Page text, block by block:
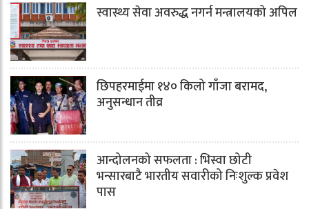
स्वास्थ्य सेवा अवरुद्ध नगर्न मन्त्रालयको अपिल
छिपहरमाईमा १४० किलो गाँजा बरामद,
अनुसन्धान तीव्र
आन्दोलनको सफलता : भिस्वा छोटी
भन्सारबाटै भारतीय सवारीको निःशुल्क प्रवेश
पास